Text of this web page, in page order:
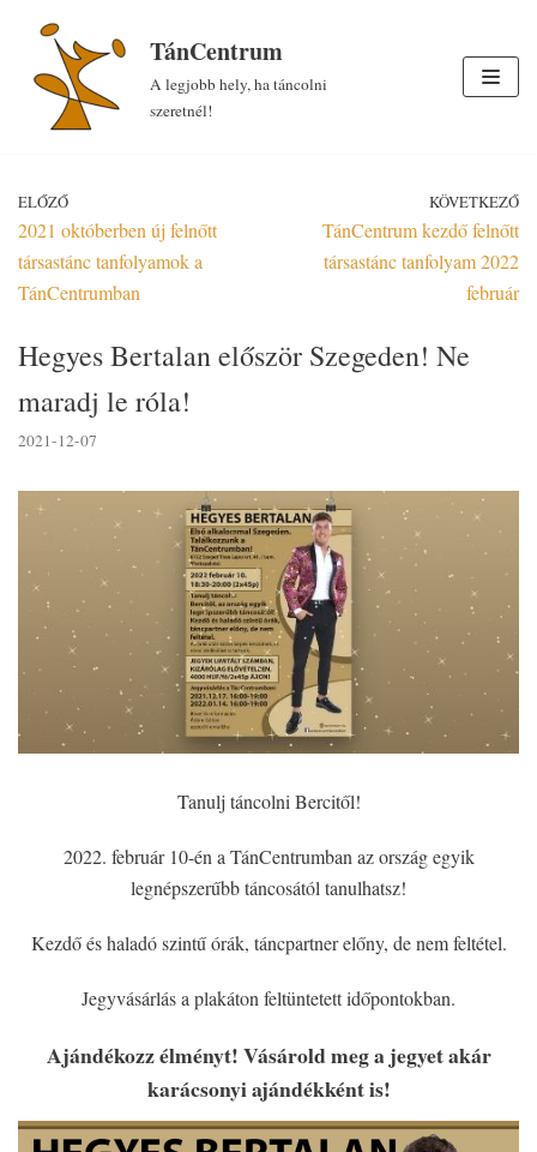
Skip
content
TánCentrum
A legjobb hely, ha táncolni
szeretnél!
ELŐZŐ
2021 októberben új felnőtt
társastánc tanfolyamok a
TánCentrumban
KÖVETKEZŐ
TánCentrum kezdő felnőtt
társastánc tanfolyam 2022
február
Hegyes Bertalan először Szegeden! Ne
maradj le róla!
2021-12-07
Tanulj táncolni Bercitől!
2022. február 10-én a TánCentrumban az ország egyik
legnépszerűbb táncosától tanulhatsz!
Kezdő és haladó szintű órák, táncpartner előny, de nem feltétel.
Jegyvásárlás a plakáton feltüntetett időpontokban.
Ajándékozz élményt! Vásárold meg a jegyet akár
karácsonyi ajándékként is!